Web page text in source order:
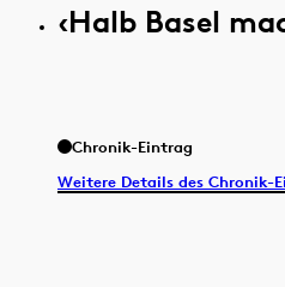
‹Halb Basel
Chronik-Eintrag
Weitere Details des Chronik-